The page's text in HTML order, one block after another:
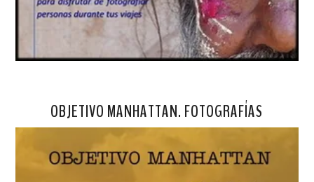
OBJETIVO MANHATTAN. FOTOGRAFÍAS